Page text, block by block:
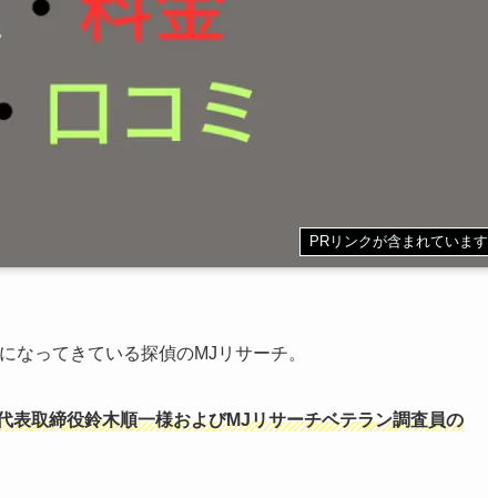
PRリンクが含まれています
なってきている探偵のMJリサーチ。
表取締役鈴木順一様およびMJリサーチベテラン調査員の